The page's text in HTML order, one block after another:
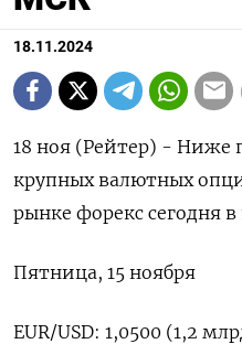
18.11.2024
18 ноя (Рейтер) - Ниже
крупных валютных
рынке форекс сегодня
Пятница, 15 ноября
EUR/USD: 1,0500 (1,2